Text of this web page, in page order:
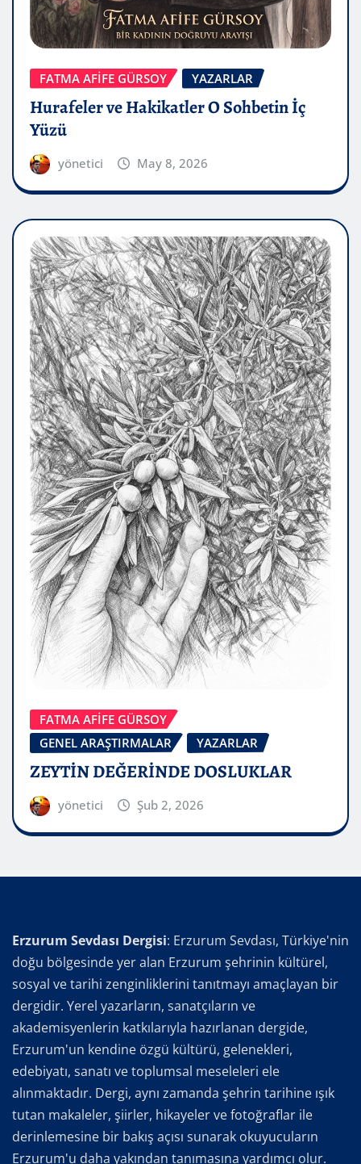
FATMA AFİFE GÜRSOY YAZARLAR
Hurafeler ve Hakikatler O Sohbetin İç
Yüzü
yönetici May 8, 2026
FATMA AFİFE GÜRSOY
GENEL ARAŞTIRMALAR
YAZARLAR
ZEYTİN DEĞERİNDE DOSLUKLAR
yönetici Şub 2, 2026
Erzurum Sevdası Dergisi: Erzurum Sevdası, Türkiye'nin
doğu bölgesinde yer alan Erzurum şehrinin kültürel,
sosyal ve tarihi zenginliklerini tanıtmayı amaçlayan bir
dergidir. Yerel yazarların, sanatçıların ve
akademisyenlerin katkılarıyla hazırlanan dergide,
Erzurum'un kendine özgü kültürü, gelenekleri,
edebiyatı, sanatı ve toplumsal meseleleri ele
alınmaktadır. Dergi, aynı zamanda şehrin tarihine ışık
tutan makaleler, şiirler, hikayeler ve fotoğraflar ile
derinlemesine bir bakış açısı sunarak okuyucuların
Erzurum'u daha yakından tanımasına yardımcı olur.